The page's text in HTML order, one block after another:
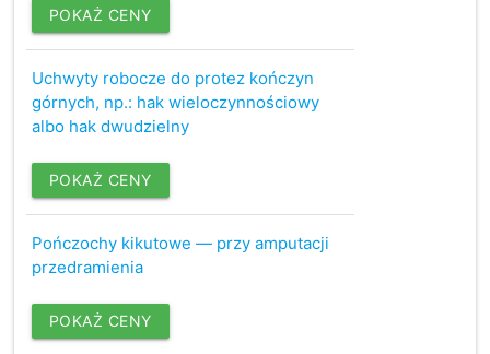
POKAŻ CENY
Uchwyty robocze do protez kończyn
górnych, np.: hak wieloczynnościowy
albo hak dwudzielny
POKAŻ CENY
Pończochy kikutowe — przy amputacji
przedramienia
POKAŻ CENY